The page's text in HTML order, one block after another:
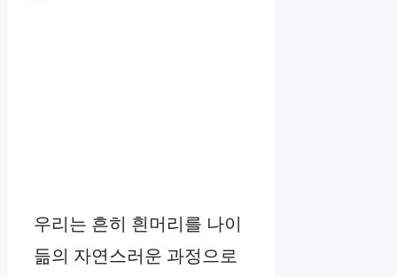
우리는 흔히 흰머리를 나이
듦의 자연스러운 과정으로